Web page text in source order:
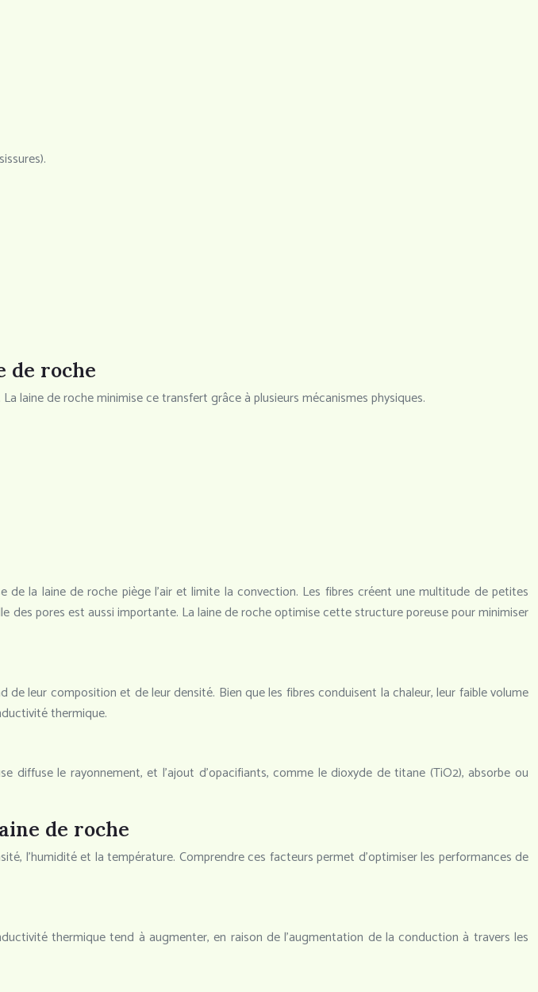
de roche
laine de roche minimise ce transfert grâce à plusieurs mécanismes physiques.
la laine de roche piège l’air et limite la convection. Les fibres créent une multitude de petites
pores est aussi importante. La laine de roche optimise cette structure poreuse pour minimiser
leur composition et de leur densité. Bien que les fibres conduisent la chaleur, leur faible volume
thermique.
le rayonnement, et l’ajout d’opacifiants, comme le dioxyde de titane (TiO2), absorbe ou
de roche
l’humidité et la température. Comprendre ces facteurs permet d’optimiser les performances de
thermique tend à augmenter, en raison de l’augmentation de la conduction à travers les